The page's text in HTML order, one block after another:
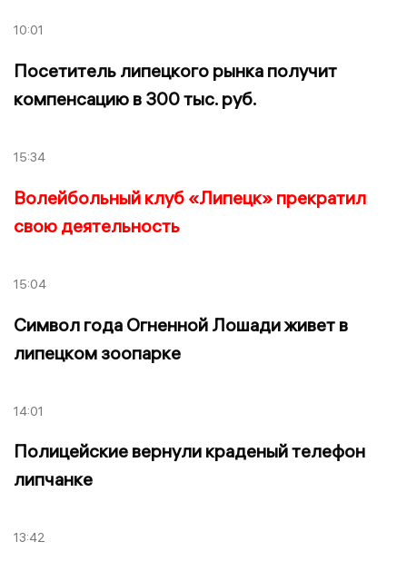
10:01
Посетитель липецкого рынка получит
компенсацию в 300 тыс. руб.
15:34
Волейбольный клуб «Липецк» прекратил
свою деятельность
15:04
Символ года Огненной Лошади живет в
липецком зоопарке
14:01
Полицейские вернули краденый телефон
липчанке
13:42